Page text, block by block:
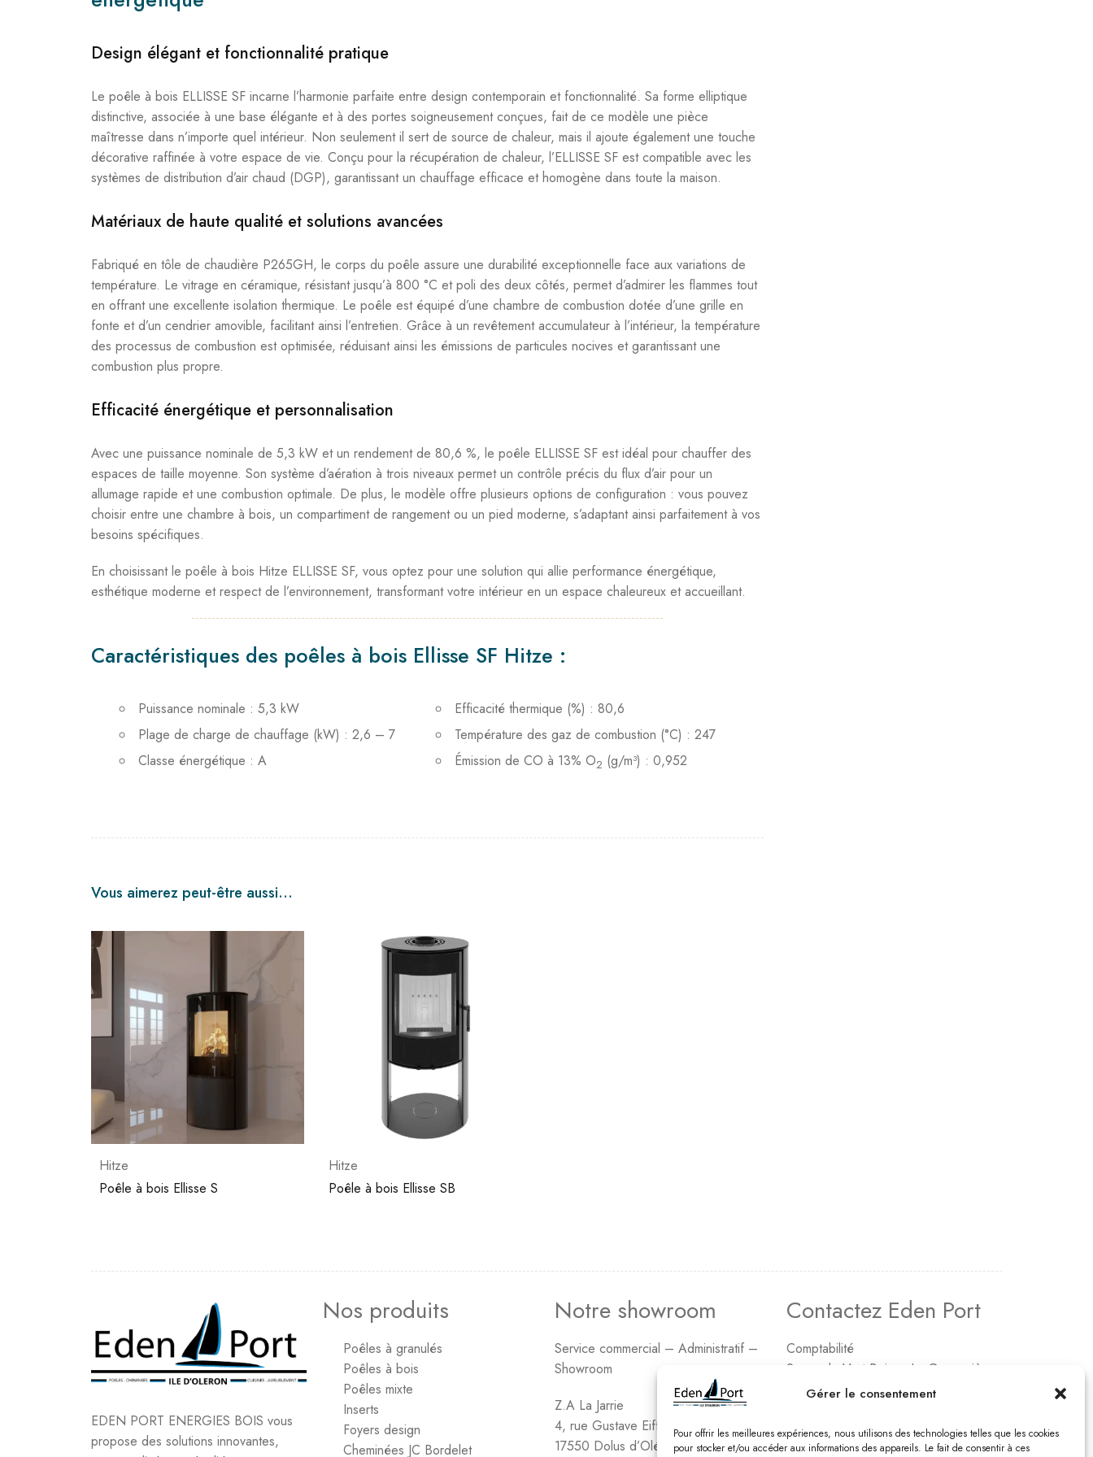
Gérer le consentement
Pour offrir les meilleures expériences, nous utilisons des technologies telles que les cookies
pour stocker et/ou accéder aux informations des appareils. Le fait de consentir à ces
Design élégant et fonctionnalité pratique
Le poêle à bois ELLISSE SF incarne l’harmonie parfaite entre design contemporain et fonctionnalité. Sa forme elliptique
distinctive, associée à une base élégante et à des portes soigneusement conçues, fait de ce modèle une pièce
maîtresse dans n’importe quel intérieur. Non seulement il sert de source de chaleur, mais il ajoute également une touche
décorative raffinée à votre espace de vie. Conçu pour la récupération de chaleur, l’ELLISSE SF est compatible avec les
systèmes de distribution d’air chaud (DGP), garantissant un chauffage efficace et homogène dans toute la maison.
Matériaux de haute qualité et solutions avancées
Fabriqué en tôle de chaudière P265GH, le corps du poêle assure une durabilité exceptionnelle face aux variations de
température. Le vitrage en céramique, résistant jusqu’à 800 °C et poli des deux côtés, permet d’admirer les flammes tout
en offrant une excellente isolation thermique. Le poêle est équipé d’une chambre de combustion dotée d’une grille en
fonte et d’un cendrier amovible, facilitant ainsi l’entretien. Grâce à un revêtement accumulateur à l’intérieur, la température
des processus de combustion est optimisée, réduisant ainsi les émissions de particules nocives et garantissant une
combustion plus propre.
Efficacité énergétique et personnalisation
Avec une puissance nominale de 5,3 kW et un rendement de 80,6 %, le poêle ELLISSE SF est idéal pour chauffer des
espaces de taille moyenne. Son système d’aération à trois niveaux permet un contrôle précis du flux d’air pour un
allumage rapide et une combustion optimale. De plus, le modèle offre plusieurs options de configuration : vous pouvez
choisir entre une chambre à bois, un compartiment de rangement ou un pied moderne, s’adaptant ainsi parfaitement à vos
besoins spécifiques.
En choisissant le poêle à bois Hitze ELLISSE SF, vous optez pour une solution qui allie performance énergétique,
esthétique moderne et respect de l’environnement, transformant votre intérieur en un espace chaleureux et accueillant.
Caractéristiques des poêles à bois Ellisse SF Hitze :
Puissance nominale : 5,3 kW
Plage de charge de chauffage (kW) : 2,6 – 7
Classe énergétique : A
Efficacité thermique (%) : 80,6
Température des gaz de combustion (°C) : 247
Émission de CO à 13% O2 (g/m³) : 0,952
Vous aimerez peut-être aussi…
Hitze
Poêle à bois Ellisse S
Hitze
Poêle à bois Ellisse SB
EDEN PORT ENERGIES BOIS vous
propose des solutions innovantes,
Nos produits
Poêles à granulés
Poêles à bois
Poêles mixte
Inserts
Foyers design
Cheminées JC Bordelet
Notre showroom
Service commercial – Administratif –
Showroom
Z.A La Jarrie
4, rue Gustave Eiffel
17550 Dolus d’Oléron
Contactez Eden Port
Comptabilité
2, rue de Vert-Bois – La Gaconnière
17480 le Château d’Oléon
Tél. : 05 46 47 78 16
Email : edenport@orange.fr